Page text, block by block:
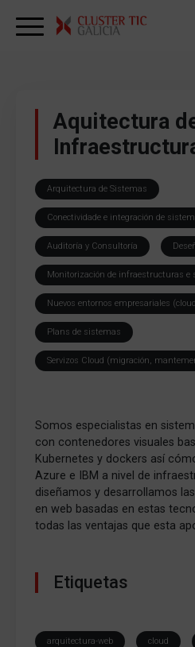
Aquitectura
Arquitectura de Sistemas
Conectividade e integración de
Auditoría y Consultoría
Monitorización de infraestructuras e
Nuevos entornos empresariales
Plans de sistemas
Servizos Cloud (migración,
Somos especialistas en
con contenedores visuales
Kubernetes y dockers así
Azure e IBM a nivel de
diseñamos y desarrollamos
en web basadas en estas
todas las ventajas que esta
Etiquetas
arquitectura-web cloud